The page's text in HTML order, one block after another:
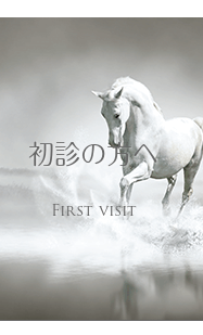
初診の方へ
First visit